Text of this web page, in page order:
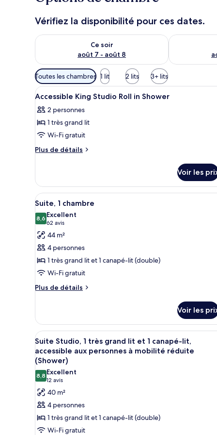
Vérifiez la disponibilité pour ces dates.
Ce soir
août 7 - août 8
Vérifier la disponibilité pour ce soir août 7 - août 8
Vérifier la
Filtres
disponibles
pour
chambres
Toutes les chambres 1 lit 2 lits 3+ lits
Afficher
toutes
les
photos
pour
ce
chambre :
Accessible
King
Studio
Roll
in
Shower
Une chambre d’hôtel avec
10
Accessible King Studio Roll in Shower
2 personnes
1 très grand lit
Wi-Fi gratuit
Plus de détails
Plus
le
type
de
chambre
Accessible
King
Studio
Roll
Shower
Voir les
Afficher
toutes
les
photos
pour
ce
type
de
chambre :
chambre
Une chambre d’hôtel
10
Suite, 1 chambre
8,68,6 sur 10
Excellent
62 avis
(62 avis)
44 m²
4 personnes
1 très grand lit et 1 canapé-lit (double)
Wi-Fi gratuit
Plus de détails
Plus
le
type
de
chambre
Suite,
1
chambre
Voir les
Afficher
toutes
les
photos
pour
ce
type
de
chambre :
Une chambre d’hôtel
7
Suite Studio, 1 très grand lit et 1 canapé-lit,
accessible aux personnes à mobilité réduite
(Shower)
8,88,8 sur 10
Excellent
12 avis
(12 avis)
40 m²
4 personnes
1 très grand lit et 1 canapé-lit (double)
Wi-Fi gratuit